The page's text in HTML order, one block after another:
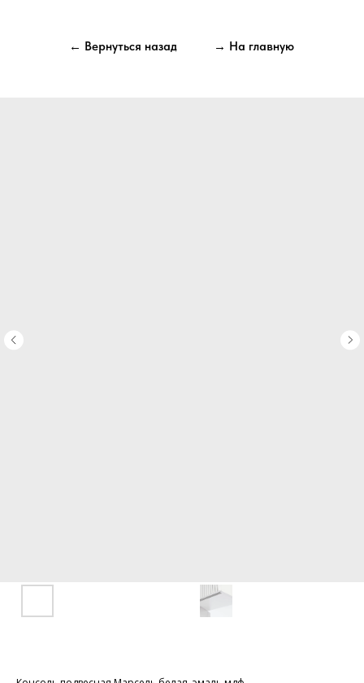
← Вернуться назад → На главную